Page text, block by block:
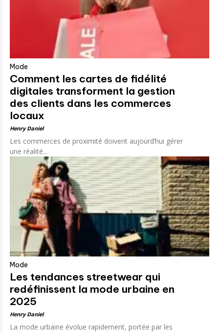
Mode
Comment les cartes de fidélité
digitales transforment la gestion
des clients dans les commerces
locaux
Henry Daniel
Les commerces de proximité doivent aujourd’hui gérer
une réalité...
Mode
Les tendances streetwear qui
redéfinissent la mode urbaine en
2025
Henry Daniel
La mode urbaine évolue rapidement, portée par les